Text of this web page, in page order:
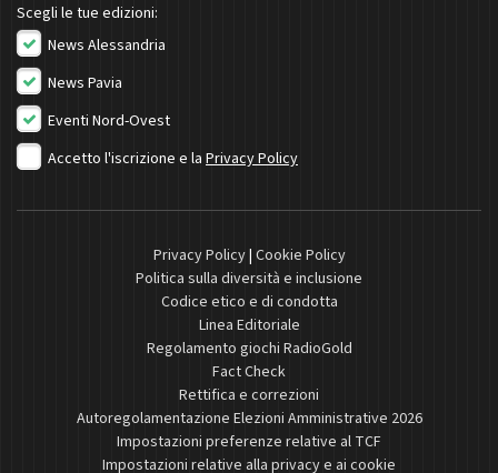
Scegli le tue edizioni:
News Alessandria
News Pavia
Eventi Nord-Ovest
Accetto l'iscrizione e la Privacy Policy
Privacy Policy| Cookie Policy
Politica sulla diversità e inclusione
Codice etico e di condotta
Linea Editoriale
Regolamento giochi RadioGold
Fact Check
Rettifica e correzioni
Autoregolamentazione Elezioni Amministrative 2026
Impostazioni preferenze relative al TCF
Impostazioni relative alla privacy e ai cookie